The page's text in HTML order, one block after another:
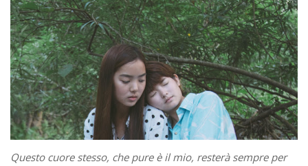
Questo cuore stesso, che pure è il mio, resterà sempre per